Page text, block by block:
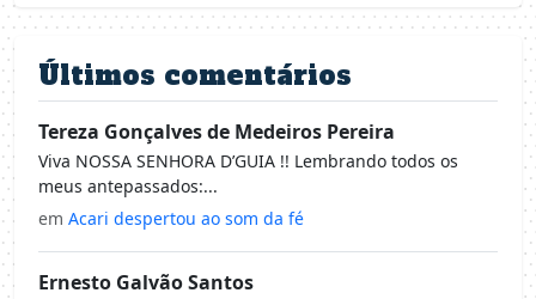
Últimos comentários
Tereza Gonçalves de Medeiros Pereira
Viva NOSSA SENHORA D’GUIA !! Lembrando todos os
meus antepassados:...
em Acari despertou ao som da fé
Ernesto Galvão Santos